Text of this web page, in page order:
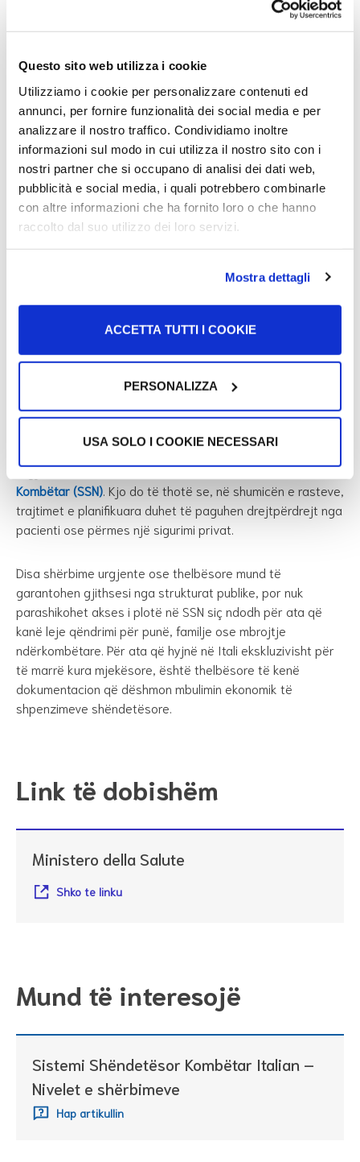
Questo sito web utilizza i cookie
Utilizziamo i cookie per personalizzare contenuti ed
annunci, per fornire funzionalità dei social media e per
analizzare il nostro traffico. Condividiamo inoltre
informazioni sul modo in cui utilizza il nostro sito con i
nostri partner che si occupano di analisi dei dati web,
pubblicità e social media, i quali potrebbero combinarle
con altre informazioni che ha fornito loro o che hanno
raccolto dal suo utilizzo dei loro servizi.
Mostra dettagli
ACCETTA TUTTI I COOKIE
PERSONALIZZA
USA SOLO I COOKIE NECESSARI
Të bashkëngjiten dokumentet personale, certifikata
Për rinovimin, duhet të paraqitet dokumentacion i ri
mjekësor që vërteton se trajtimi duhet të vazhdojë.
Kohëzgjatja dhe rinovimi i
lejes
Kohëzgjatja epermesso di soggiornovaret nga
kohëzgjatja e trajtimit, por zakonisht nuk kalon një vit.
Është emundur të rinovohetleja nëse sëmundja vazhdon,
duke bashkëngjitur dokumentacion të ri mjekësor.
permesso di soggiornopër arsye pune.
(leje qëndrimi për kura mjekësore) nuk
regjistrohet automatikisht nëSistemin Shëndetësor
Kombëtar (SSN) . Kjo do të thotë se, në shumicën e rasteve,
trajtimet e planifikuara duhet të paguhen drejtpërdrejt nga
pacienti ose përmes një sigurimi privat.
Disa shërbime urgjente ose thelbësore mund të
garantohen gjithsesi nga strukturat publike, por nuk
parashikohet akses i plotë në SSN siç ndodh për ata që
kanë leje qëndrimi për punë, familje ose mbrojtje
ndërkombëtare. Për ata që hyjnë në Itali ekskluzivisht për
të marrë kura mjekësore, është thelbësore të kenë
dokumentacion që dëshmon mbulimin ekonomik të
shpenzimeve shëndetësore.
Link të dobishëm
Ministero della Salute
Shko te linku
Mund të interesojë
Sistemi Shëndetësor Kombëtar Italian –
Nivelet e shërbimeve
Hap artikullin